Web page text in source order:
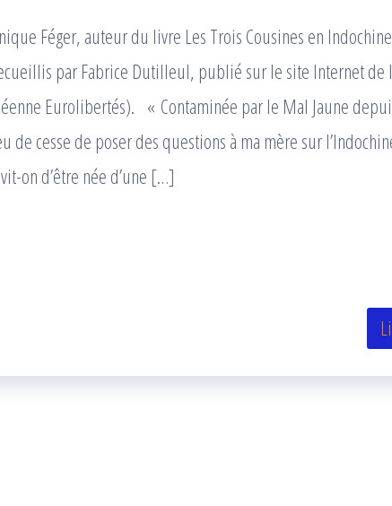
Féger, auteur du livre Les Trois Cousines en
par Fabrice Dutilleul, publié sur le site Internet de
Eurolibertés). « Contaminée par le Mal Jaune
de cesse de poser des questions à ma mère sur
on d’être née d’une […]